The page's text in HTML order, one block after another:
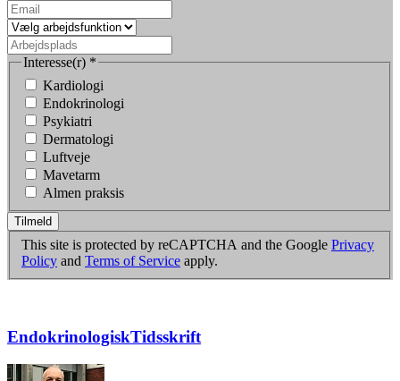
Interesse(r) *
Kardiologi
Endokrinologi
Psykiatri
Dermatologi
Luftveje
Mavetarm
Almen praksis
Tilmeld
This site is protected by reCAPTCHA and the Google Privacy
Policy and Terms of Service apply.
EndokrinologiskTidsskrift